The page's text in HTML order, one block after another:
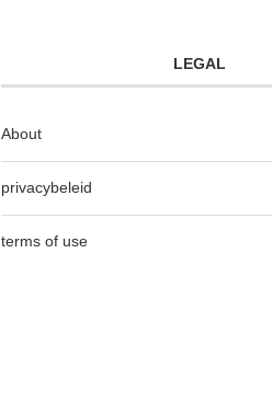
LEGAL
About
privacybeleid
terms of use